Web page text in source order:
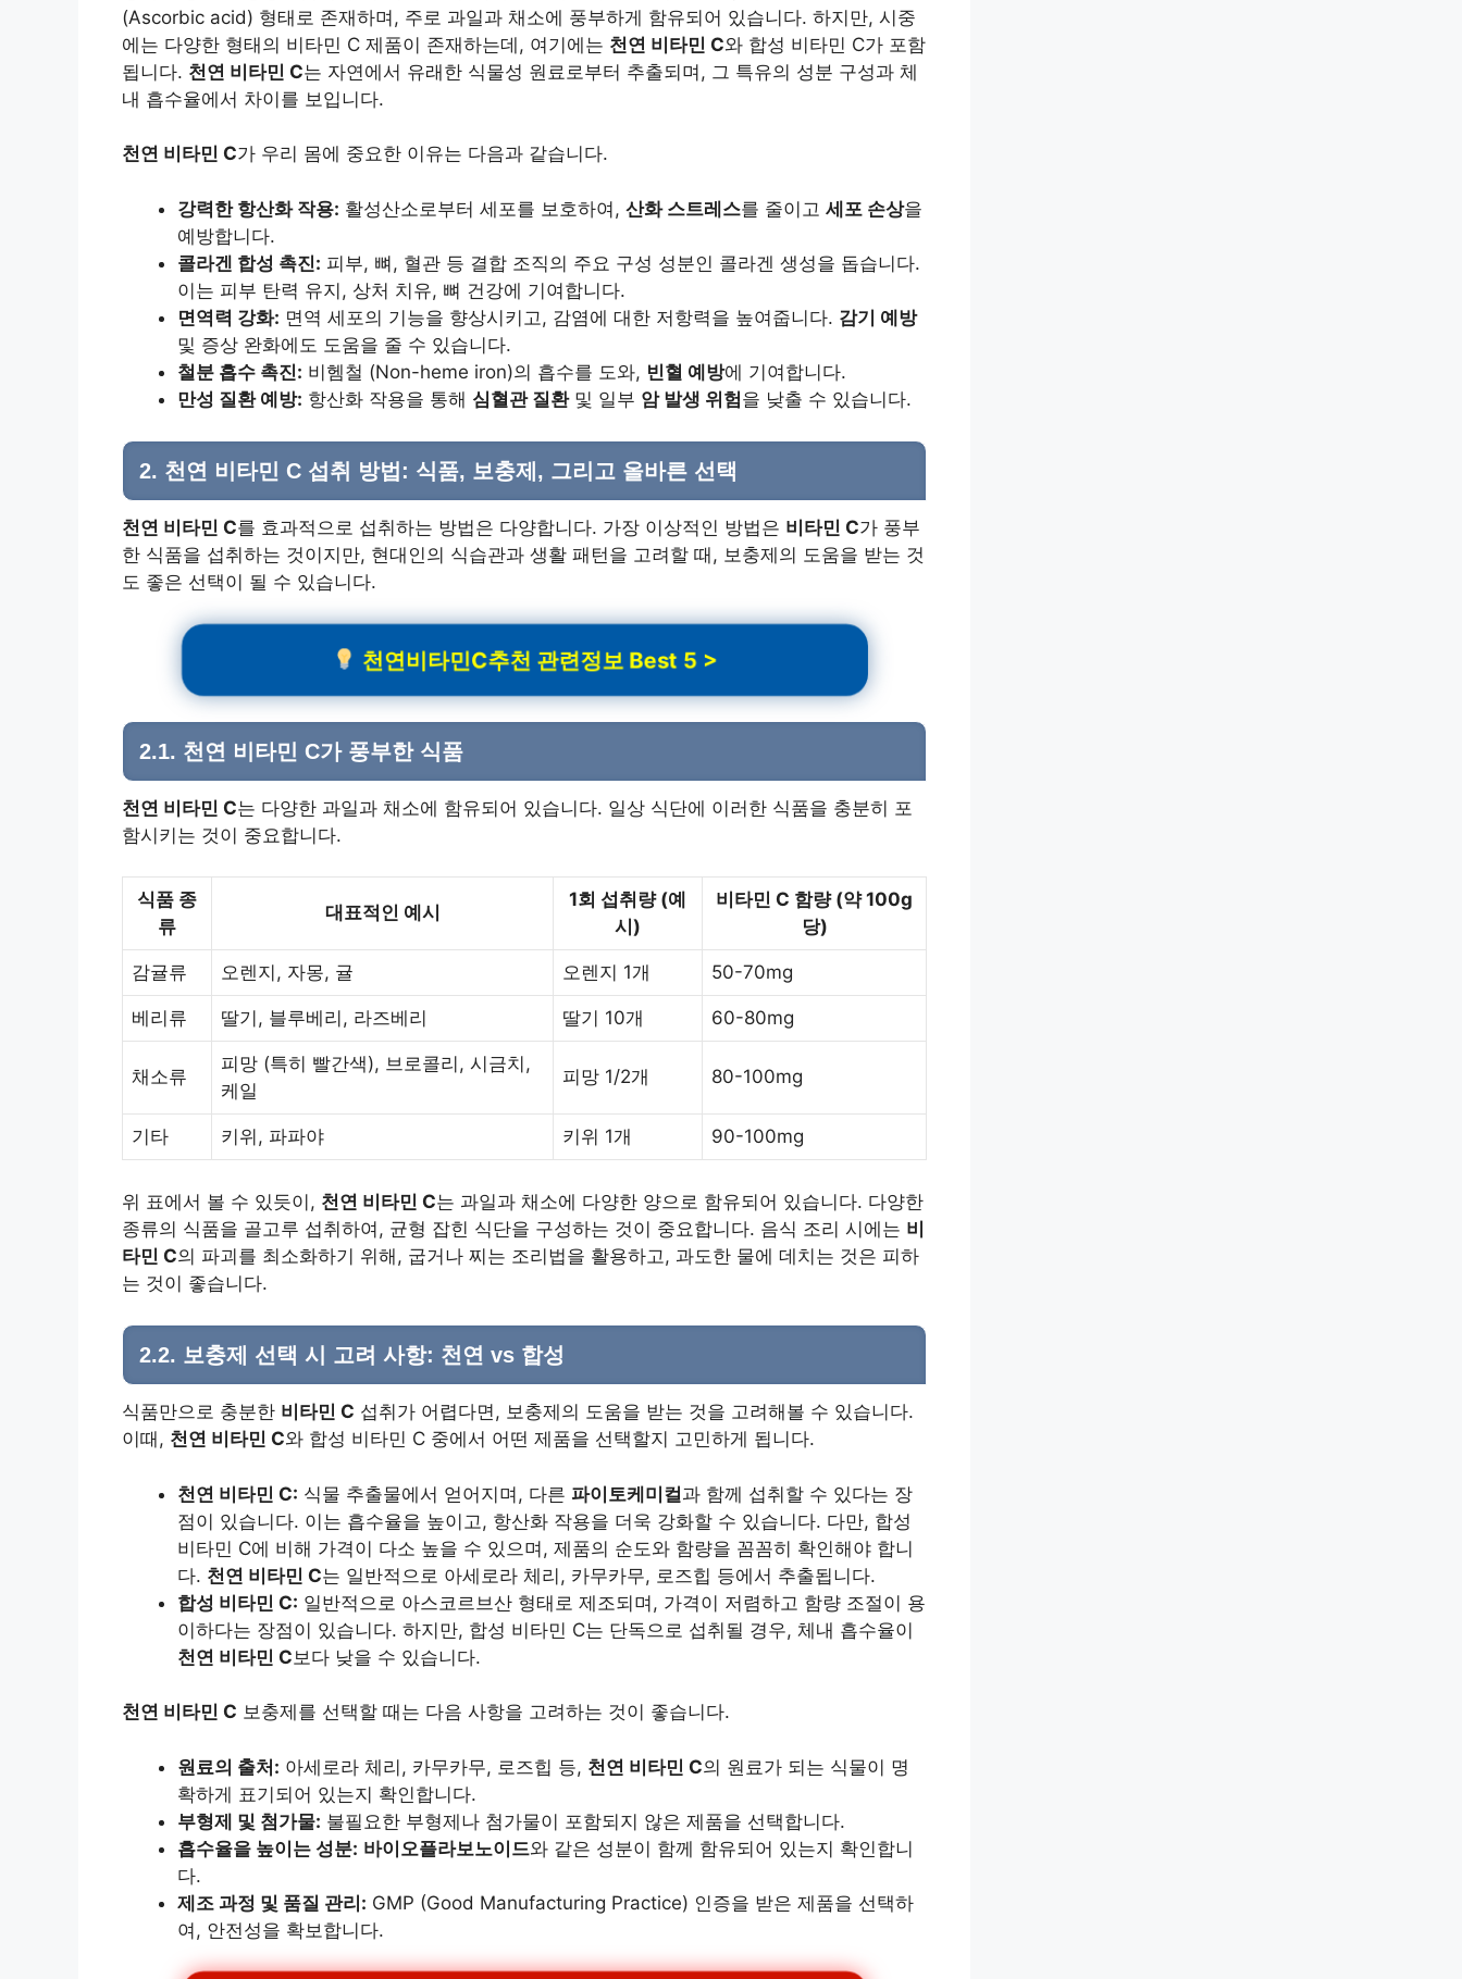
(Ascorbic acid) 형태로 존재하며, 주로 과일과 채소에 풍부하게 함유되어 있습니다. 하지만, 시중
에는 다양한 형태의 비타민 C 제품이 존재하는데, 여기에는 천연 비타민 C와 합성 비타민 C가 포함
됩니다. 천연 비타민 C는 자연에서 유래한 식물성 원료로부터 추출되며, 그 특유의 성분 구성과 체
내 흡수율에서 차이를 보입니다.
천연 비타민 C가 우리 몸에 중요한 이유는 다음과 같습니다.
강력한 항산화 작용: 활성산소로부터 세포를 보호하여, 산화 스트레스를 줄이고 세포 손상을
예방합니다.
콜라겐 합성 촉진: 피부, 뼈, 혈관 등 결합 조직의 주요 구성 성분인 콜라겐 생성을 돕습니다.
이는 피부 탄력 유지, 상처 치유, 뼈 건강에 기여합니다.
면역력 강화: 면역 세포의 기능을 향상시키고, 감염에 대한 저항력을 높여줍니다. 감기 예방
및 증상 완화에도 도움을 줄 수 있습니다.
철분 흡수 촉진: 비헴철 (Non-heme iron)의 흡수를 도와, 빈혈 예방에 기여합니다.
만성 질환 예방: 항산화 작용을 통해 심혈관 질환및 일부 암 발생 위험을 낮출 수 있습니다.
2. 천연 비타민 C 섭취 방법: 식품, 보충제, 그리고 올바른 선택
천연 비타민 C를 효과적으로 섭취하는 방법은 다양합니다. 가장 이상적인 방법은 비타민 C가 풍부
한 식품을 섭취하는 것이지만, 현대인의 식습관과 생활 패턴을 고려할 때, 보충제의 도움을 받는 것
도 좋은 선택이 될 수 있습니다.
천연비타민C추천 관련정보 Best 5 >
2.1. 천연 비타민 C가 풍부한 식품
천연 비타민 C는 다양한 과일과 채소에 함유되어 있습니다. 일상 식단에 이러한 식품을 충분히 포
함시키는 것이 중요합니다.
식품 종
류
대표적인 예시
1회 섭취량 (예
시)
비타민 C 함량 (약 100g
당)
감귤류 오렌지, 자몽, 귤 오렌지 1개 50-70mg
베리류 딸기, 블루베리, 라즈베리 딸기 10개 60-80mg
채소류
피망 (특히 빨간색), 브로콜리, 시금치,
케일
피망 1/2개 80-100mg
기타 키위, 파파야 키위 1개 90-100mg
위 표에서 볼 수 있듯이, 천연 비타민 C는 과일과 채소에 다양한 양으로 함유되어 있습니다. 다양한
종류의 식품을 골고루 섭취하여, 균형 잡힌 식단을 구성하는 것이 중요합니다. 음식 조리 시에는 비
타민 C의 파괴를 최소화하기 위해, 굽거나 찌는 조리법을 활용하고, 과도한 물에 데치는 것은 피하
는 것이 좋습니다.
2.2. 보충제 선택 시 고려 사항: 천연 vs 합성
식품만으로 충분한 비타민 C 섭취가 어렵다면, 보충제의 도움을 받는 것을 고려해볼 수 있습니다.
이때, 천연 비타민 C와 합성 비타민 C 중에서 어떤 제품을 선택할지 고민하게 됩니다.
천연 비타민 C: 식물 추출물에서 얻어지며, 다른 파이토케미컬과 함께 섭취할 수 있다는 장
점이 있습니다. 이는 흡수율을 높이고, 항산화 작용을 더욱 강화할 수 있습니다. 다만, 합성
비타민 C에 비해 가격이 다소 높을 수 있으며, 제품의 순도와 함량을 꼼꼼히 확인해야 합니
다. 천연 비타민 C는 일반적으로 아세로라 체리, 카무카무, 로즈힙 등에서 추출됩니다.
합성 비타민 C: 일반적으로 아스코르브산 형태로 제조되며, 가격이 저렴하고 함량 조절이 용
이하다는 장점이 있습니다. 하지만, 합성 비타민 C는 단독으로 섭취될 경우, 체내 흡수율이
천연 비타민 C 보다 낮을 수 있습니다.
천연 비타민 C 보충제를 선택할 때는 다음 사항을 고려하는 것이 좋습니다.
원료의 출처: 아세로라 체리, 카무카무, 로즈힙 등, 천연 비타민 C의 원료가 되는 식물이 명
확하게 표기되어 있는지 확인합니다.
부형제 및 첨가물: 불필요한 부형제나 첨가물이 포함되지 않은 제품을 선택합니다.
흡수율을 높이는 성분: 바이오플라보노이드와 같은 성분이 함께 함유되어 있는지 확인합니
다.
제조 과정 및 품질 관리: GMP (Good Manufacturing Practice) 인증을 받은 제품을 선택하
여, 안전성을 확보합니다.